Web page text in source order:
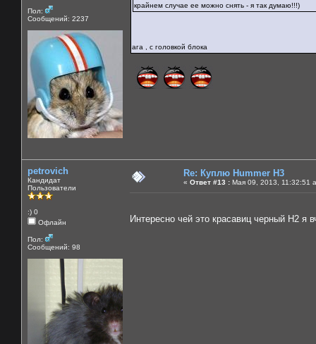
Пол:
Сообщений: 2237
крайнем случае ее можно снять - я так думаю!!!)
ага , с головкой блока
petrovich
Кандидат
Пользователи
:) 0
Офлайн
Пол:
Сообщений: 98
Re: Куплю Hummer H3
« Ответ #13 : Мая 09, 2013, 11:32:51
Интересно чей это красавиц черный Н2 я